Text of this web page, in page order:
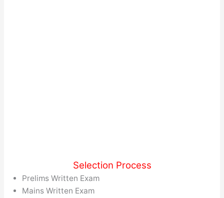
Selection Process
Prelims Written Exam
Mains Written Exam